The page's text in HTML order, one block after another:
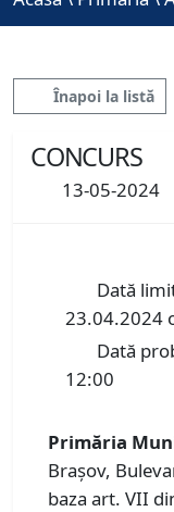
Înapoi la listă
CONCURS
13-05-2024
Dată
23.04.2024
Dată
12:00
Primăria
Braşov,
baza art. VII